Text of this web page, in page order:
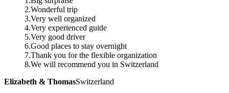
2.Wonderful trip
3.Very well organized
4.Very experienced guide
5.Very good driver
6.Good places to stay overnight
7.Thank you for the flexible organization
8.We will recommend you in Switzerland
Elizabeth & ThomasSwitzerland